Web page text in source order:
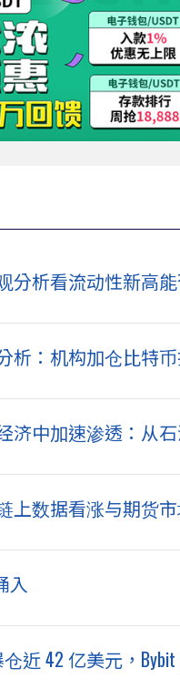
分析看流动性新高
析：机构加仓比特
济中加速渗透：从
上数据看涨与期货
入
近 42 亿美元，